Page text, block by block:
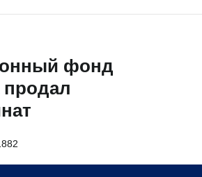
фонд
продал